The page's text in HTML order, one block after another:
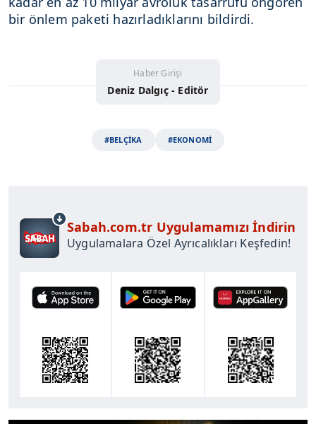
bir önlem paketi hazırladıklarını bildirdi.
Haber Girişi
Deniz Dalgıç - Editör
#BELÇİKA #EKONOMİ
Sabah.com.tr Uygulamamızı İndirin
Uygulamalara Özel Ayrıcalıkları Keşfedin!